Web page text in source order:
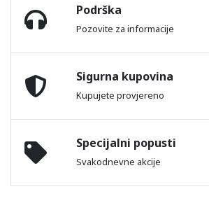
Podrška
Pozovite za informacije
Sigurna kupovina
Kupujete provjereno
Specijalni popusti
Svakodnevne akcije